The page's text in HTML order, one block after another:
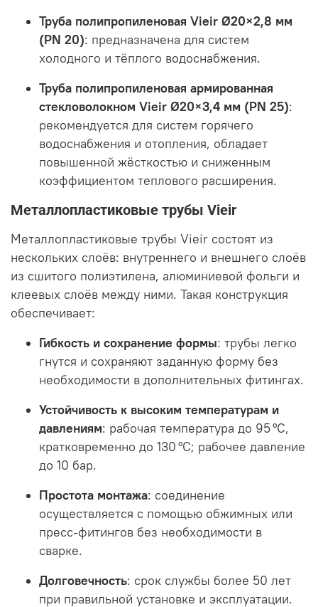
Труба полипропиленовая Vieir Ø20×2,8 мм
(PN 20): предназначена для систем
холодного и тёплого водоснабжения.
Труба полипропиленовая армированная
стекловолокном Vieir Ø20×3,4 мм (PN 25):
рекомендуется для систем горячего
водоснабжения и отопления, обладает
повышенной жёсткостью и сниженным
коэффициентом теплового расширения.
Металлопластиковые трубы Vieir
Металлопластиковые трубы Vieir состоят из
нескольких слоёв: внутреннего и внешнего слоёв
из сшитого полиэтилена, алюминиевой фольги и
клеевых слоёв между ними. Такая конструкция
обеспечивает:
Гибкость и сохранение формы: трубы легко
гнутся и сохраняют заданную форму без
необходимости в дополнительных фитингах.
Устойчивость к высоким температурам и
давлениям: рабочая температура до 95 °C,
кратковременно до 130 °C; рабочее давление
до 10 бар.
Простота монтажа: соединение
осуществляется с помощью обжимных или
пресс-фитингов без необходимости в
сварке.
Долговечность: срок службы более 50 лет
при правильной установке и эксплуатации.